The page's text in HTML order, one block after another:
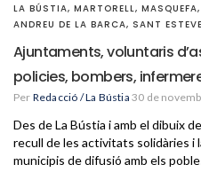
LA BÚSTIA, MARTORELL, MASQUEFA,
ANDREU DE LA BARCA, SANT
Ajuntaments, voluntaris
policies, bombers,
Per Redacció / La Bústia 30 de
Des de La Bústia i amb el dibuix
recull de les activitats solidàries i
municipis de difusió amb els